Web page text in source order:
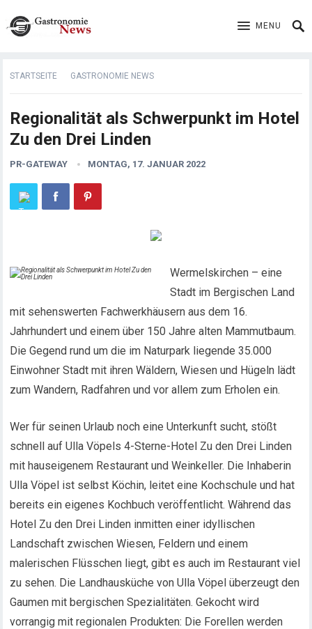
MENU
STARTSEITE GASTRONOMIE NEWS
Regionalität als Schwerpunkt im Hotel
Zu den Drei Linden
PR-GATEWAY MONTAG, 17. JANUAR 2022
Wermelskirchen – eine
Stadt im Bergischen Land
mit sehenswerten Fachwerkhäusern aus dem 16.
Jahrhundert und einem über 150 Jahre alten Mammutbaum.
Die Gegend rund um die im Naturpark liegende 35.000
Einwohner Stadt mit ihren Wäldern, Wiesen und Hügeln lädt
zum Wandern, Radfahren und vor allem zum Erholen ein.
Wer für seinen Urlaub noch eine Unterkunft sucht, stößt
schnell auf Ulla Vöpels 4-Sterne-Hotel Zu den Drei Linden
mit hauseigenem Restaurant und Weinkeller. Die Inhaberin
Ulla Vöpel ist selbst Köchin, leitet eine Kochschule und hat
bereits ein eigenes Kochbuch veröffentlicht. Während das
Hotel Zu den Drei Linden inmitten einer idyllischen
Landschaft zwischen Wiesen, Feldern und einem
malerischen Flüsschen liegt, gibt es auch im Restaurant viel
zu sehen. Die Landhausküche von Ulla Vöpel überzeugt den
Gaumen mit bergischen Spezialitäten. Gekocht wird
vorrangig mit regionalen Produkten: Die Forellen werden